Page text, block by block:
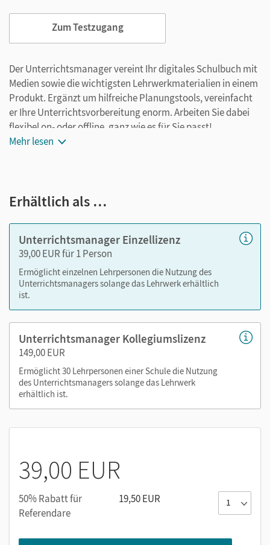
Zum Testzugang
Der Unterrichtsmanager vereint Ihr digitales Schulbuch mit
Medien sowie die wichtigsten Lehrwerkmaterialien in einem
Produkt. Ergänzt um hilfreiche Planungstools, vereinfacht
er Ihre Unterrichtsvorbereitung enorm. Arbeiten Sie dabei
flexibel on- oder offline, ganz wie es für Sie passt!
Der Unterrichtsmanager zu
Handreichungen mit Kopiervorlagen zur
interaktive Übungen, Quizzes und Tests, Erklärvideos,
Hilfestellungen zum Lösen von Aufgaben (Inhalte der
Cornelsen Lernen App – auch über
lernen.cornelsen.de)
Arbeitsheft mit Lösungen
Neu: Barrierefreie Funktionenverfügbar in den E-Books
von Band 3: 7. Schuljahr der AusgabenKlick! Deutsch,
Mathematikund Englisch
. Damit Sie noch besser vorbereitet
Nutzen Sie den Unterrichtsmanager auf lernen.cornelsen.de
oder über die Cornelsen Lernen App.
Mehr lesen
Erhältlich als …
Unterrichtsmanager Einzellizenz
39,00 EUR für 1 Person
Ermöglicht einzelnen Lehrpersonen die Nutzung des
Unterrichtsmanagers solange das Lehrwerk erhältlich
ist.
Unterrichtsmanager Kollegiumslizenz
149,00 EUR
Ermöglicht 30 Lehrpersonen einer Schule die Nutzung
des Unterrichtsmanagers solange das Lehrwerk
erhältlich ist.
39,00 EUR
50% Rabatt für
Referendare
19,50 EUR